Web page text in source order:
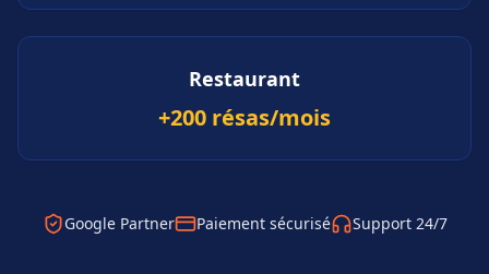
Restaurant
+200 résas/mois
Google Partner Paiement sécurisé Support 24/7